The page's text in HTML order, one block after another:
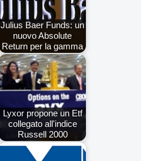
Julius Baer Funds: un
nuovo Absolute
Return per la gamma
Lyxor propone un Etf
collegato all'indice
Russell 2000